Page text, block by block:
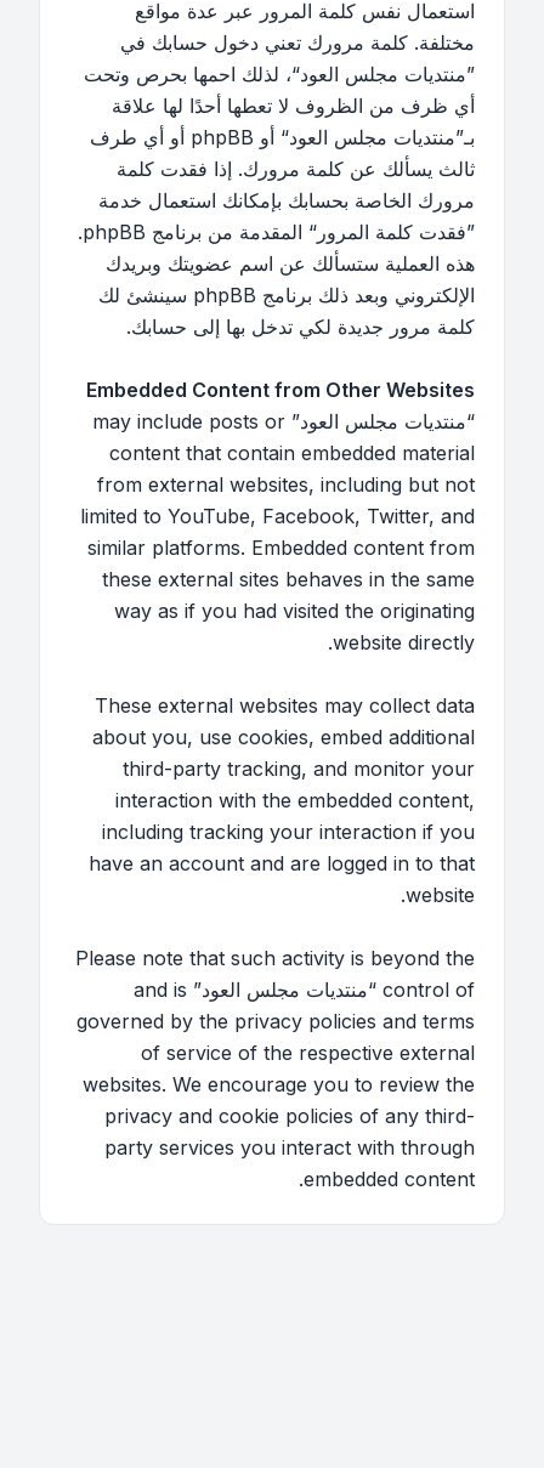
استعمال نفس كلمة المرور عبر عدة مواقع
مختلفة. كلمة مرورك تعني دخول حسابك في
”منتديات مجلس العود“، لذلك احمها بحرص وتحت
أي ظرف من الظروف لا تعطها أحدًا لها علاقة
بـ”منتديات مجلس العود“ أو phpBB أو أي طرف
ثالث يسألك عن كلمة مرورك. إذا فقدت كلمة
مرورك الخاصة بحسابك بإمكانك استعمال خدمة
”فقدت كلمة المرور“ المقدمة من برنامج phpBB.
هذه العملية ستسألك عن اسم عضويتك وبريدك
الإلكتروني وبعد ذلك برنامج phpBB سينشئ لك
كلمة مرور جديدة لكي تدخل بها إلى حسابك.
Embedded Content from Other Websites
“منتديات مجلس العود” may include posts or
content that contain embedded material
from external websites, including but not
limited to YouTube, Facebook, Twitter, and
similar platforms. Embedded content from
these external sites behaves in the same
way as if you had visited the originating
website directly.
These external websites may collect data
about you, use cookies, embed additional
third-party tracking, and monitor your
interaction with the embedded content,
including tracking your interaction if you
have an account and are logged in to that
website.
Please note that such activity is beyond the
control of “منتديات مجلس العود” and is
governed by the privacy policies and terms
of service of the respective external
websites. We encourage you to review the
privacy and cookie policies of any third-
party services you interact with through
embedded content.